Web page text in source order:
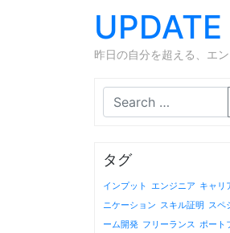
昨日の自分を超える、エ
タグ
インプット エンジニア キャリ
ニケーション スキル証明 スペ
ーム開発 フリーランス ポート